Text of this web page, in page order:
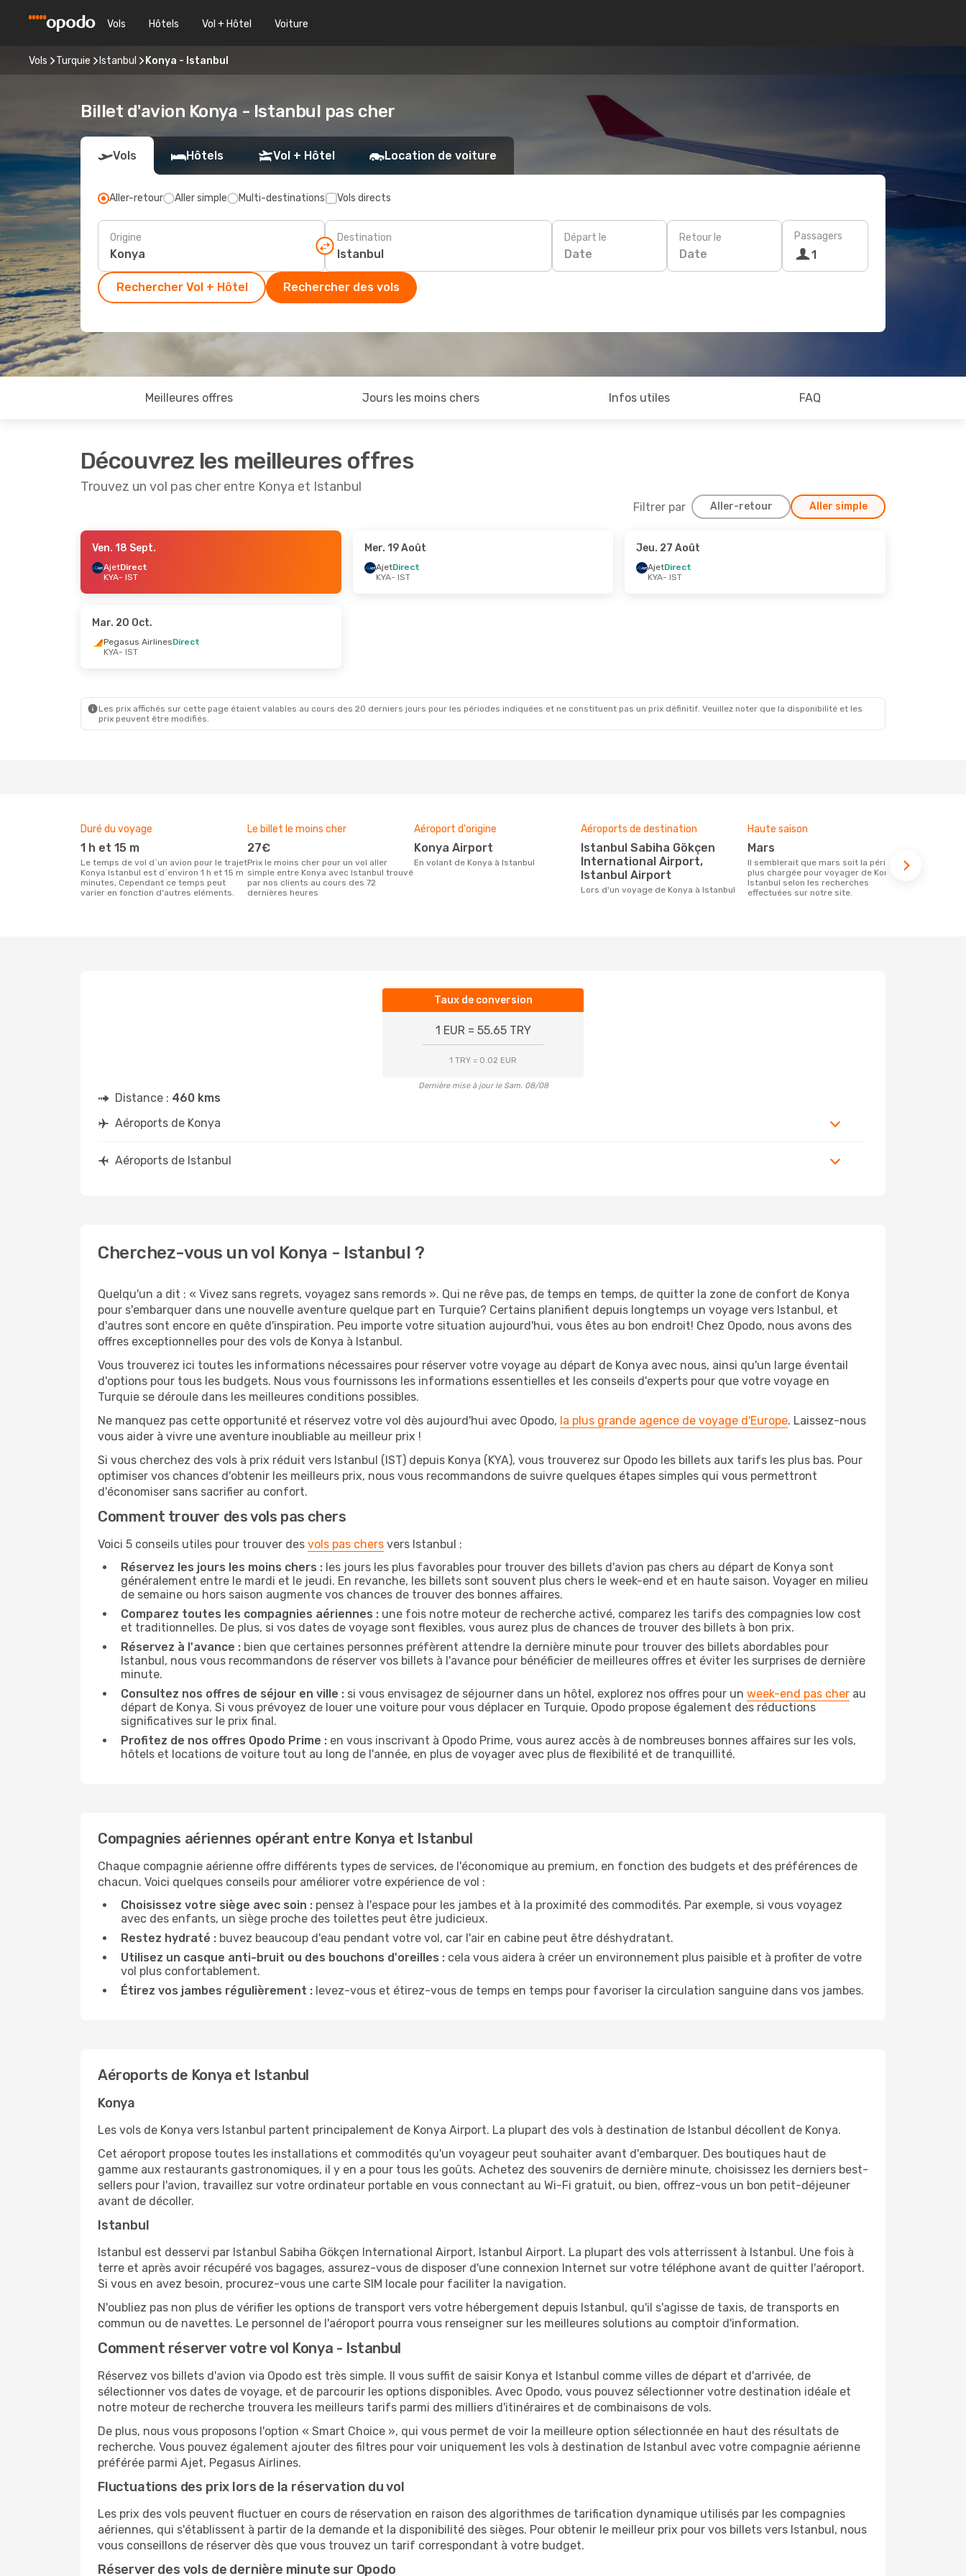
Vols Hôtels Vol + Hôtel Voiture
Vols Turquie Istanbul Konya - Istanbul
Billet d'avion Konya - Istanbul pas cher
Vols Hôtels Vol + Hôtel Location de voiture
Aller-retour Aller simple Multi-destinations Vols directs
Origine Destination Départ le
Date
Retour le
Date
Passagers
1
Rechercher Vol + Hôtel Rechercher des vols
Meilleures offres Jours les moins chers Infos utiles FAQ
Découvrez les meilleures offres
Trouvez un vol pas cher entre Konya et Istanbul
Filtrer par Aller-retour Aller simple
- Mer. 30 Sept. - Sam. 22 Août - Mar. 8 Sept.
Ven. 18 Sept.
AjetDirect
KYA- IST
Mer. 19 Août
AjetDirect
KYA- IST
Jeu. 27 Août
AjetDirect
KYA- IST
Mar. 20 Oct.
Pegasus AirlinesDirect
KYA- IST
Les prix affichés sur cette page étaient valables au cours des 20 derniers jours pour les périodes indiquées et ne constituent pas un prix définitif. Veuillez noter que la disponibilité et les
prix peuvent être modifiés.
Duré du voyage
1 h et 15 m
Le temps de vol d´un avion pour le trajet
Konya Istanbul est d´environ 1 h et 15 m
minutes, Cependant ce temps peut
varier en fonction d'autres eléments.
Le billet le moins cher
27€
Prix le moins cher pour un vol aller
simple entre Konya avec Istanbul trouvé
par nos clients au cours des 72
dernières heures
Aéroport d'origine
Konya Airport
En volant de Konya à Istanbul
Aéroports de destination
Istanbul Sabiha Gökçen
International Airport,
Istanbul Airport
Lors d'un voyage de Konya à Istanbul
Haute saison
mars
Il semblerait que mars soit la période la
plus chargée pour voyager de Konya à
Istanbul selon les recherches
effectuées sur notre site.
Taux de conversion
1 EUR = 55.65 TRY
1 TRY = 0.02 EUR
Dernière mise à jour le Sam. 08/08
Distance : 460 kms
Aéroports de Konya
Aéroports de Istanbul
Cherchez-vous un vol Konya - Istanbul ?
Quelqu'un a dit : « Vivez sans regrets, voyagez sans remords ». Qui ne rêve pas, de temps en temps, de quitter la zone de confort de Konya
pour s'embarquer dans une nouvelle aventure quelque part en Turquie? Certains planifient depuis longtemps un voyage vers Istanbul, et
d'autres sont encore en quête d'inspiration. Peu importe votre situation aujourd'hui, vous êtes au bon endroit! Chez Opodo, nous avons des
offres exceptionnelles pour des vols de Konya à Istanbul.
Vous trouverez ici toutes les informations nécessaires pour réserver votre voyage au départ de Konya avec nous, ainsi qu'un large éventail
d'options pour tous les budgets. Nous vous fournissons les informations essentielles et les conseils d'experts pour que votre voyage en
Turquie se déroule dans les meilleures conditions possibles.
Ne manquez pas cette opportunité et réservez votre vol dès aujourd'hui avec Opodo, la plus grande agence de voyage d'Europe. Laissez-nous
vous aider à vivre une aventure inoubliable au meilleur prix !
Si vous cherchez des vols à prix réduit vers Istanbul (IST) depuis Konya (KYA), vous trouverez sur Opodo les billets aux tarifs les plus bas. Pour
optimiser vos chances d'obtenir les meilleurs prix, nous vous recommandons de suivre quelques étapes simples qui vous permettront
d'économiser sans sacrifier au confort.
Comment trouver des vols pas chers
Voici 5 conseils utiles pour trouver des vols pas chers vers Istanbul :
Réservez les jours les moins chers : les jours les plus favorables pour trouver des billets d'avion pas chers au départ de Konya sont
généralement entre le mardi et le jeudi. En revanche, les billets sont souvent plus chers le week-end et en haute saison. Voyager en milieu
de semaine ou hors saison augmente vos chances de trouver des bonnes affaires.
Comparez toutes les compagnies aériennes : une fois notre moteur de recherche activé, comparez les tarifs des compagnies low cost
et traditionnelles. De plus, si vos dates de voyage sont flexibles, vous aurez plus de chances de trouver des billets à bon prix.
Réservez à l'avance : bien que certaines personnes préfèrent attendre la dernière minute pour trouver des billets abordables pour
Istanbul, nous vous recommandons de réserver vos billets à l'avance pour bénéficier de meilleures offres et éviter les surprises de dernière
minute.
Consultez nos offres de séjour en ville : si vous envisagez de séjourner dans un hôtel, explorez nos offres pour un week-end pas cher au
départ de Konya. Si vous prévoyez de louer une voiture pour vous déplacer en Turquie, Opodo propose également des réductions
significatives sur le prix final.
Profitez de nos offres Opodo Prime : en vous inscrivant à Opodo Prime, vous aurez accès à de nombreuses bonnes affaires sur les vols,
hôtels et locations de voiture tout au long de l'année, en plus de voyager avec plus de flexibilité et de tranquillité.
Compagnies aériennes opérant entre Konya et Istanbul
Chaque compagnie aérienne offre différents types de services, de l'économique au premium, en fonction des budgets et des préférences de
chacun. Voici quelques conseils pour améliorer votre expérience de vol :
Choisissez votre siège avec soin : pensez à l'espace pour les jambes et à la proximité des commodités. Par exemple, si vous voyagez
avec des enfants, un siège proche des toilettes peut être judicieux.
Restez hydraté : buvez beaucoup d'eau pendant votre vol, car l'air en cabine peut être déshydratant.
Utilisez un casque anti-bruit ou des bouchons d'oreilles : cela vous aidera à créer un environnement plus paisible et à profiter de votre
vol plus confortablement.
Étirez vos jambes régulièrement : levez-vous et étirez-vous de temps en temps pour favoriser la circulation sanguine dans vos jambes.
Aéroports de Konya et Istanbul
Konya
Les vols de Konya vers Istanbul partent principalement de Konya Airport. La plupart des vols à destination de Istanbul décollent de Konya.
Cet aéroport propose toutes les installations et commodités qu'un voyageur peut souhaiter avant d'embarquer. Des boutiques haut de
gamme aux restaurants gastronomiques, il y en a pour tous les goûts. Achetez des souvenirs de dernière minute, choisissez les derniers best-
sellers pour l'avion, travaillez sur votre ordinateur portable en vous connectant au Wi-Fi gratuit, ou bien, offrez-vous un bon petit-déjeuner
avant de décoller.
Istanbul
Istanbul est desservi par Istanbul Sabiha Gökçen International Airport, Istanbul Airport. La plupart des vols atterrissent à Istanbul. Une fois à
terre et après avoir récupéré vos bagages, assurez-vous de disposer d'une connexion Internet sur votre téléphone avant de quitter l'aéroport.
Si vous en avez besoin, procurez-vous une carte SIM locale pour faciliter la navigation.
N'oubliez pas non plus de vérifier les options de transport vers votre hébergement depuis Istanbul, qu'il s'agisse de taxis, de transports en
commun ou de navettes. Le personnel de l'aéroport pourra vous renseigner sur les meilleures solutions au comptoir d'information.
Comment réserver votre vol Konya - Istanbul
Réservez vos billets d'avion via Opodo est très simple. Il vous suffit de saisir Konya et Istanbul comme villes de départ et d'arrivée, de
sélectionner vos dates de voyage, et de parcourir les options disponibles. Avec Opodo, vous pouvez sélectionner votre destination idéale et
notre moteur de recherche trouvera les meilleurs tarifs parmi des milliers d'itinéraires et de combinaisons de vols.
De plus, nous vous proposons l'option « Smart Choice », qui vous permet de voir la meilleure option sélectionnée en haut des résultats de
recherche. Vous pouvez également ajouter des filtres pour voir uniquement les vols à destination de Istanbul avec votre compagnie aérienne
préférée parmi Ajet, Pegasus Airlines.
Fluctuations des prix lors de la réservation du vol
Les prix des vols peuvent fluctuer en cours de réservation en raison des algorithmes de tarification dynamique utilisés par les compagnies
aériennes, qui s'établissent à partir de la demande et la disponibilité des sièges. Pour obtenir le meilleur prix pour vos billets vers Istanbul, nous
vous conseillons de réserver dès que vous trouvez un tarif correspondant à votre budget.
Réserver des vols de dernière minute sur Opodo